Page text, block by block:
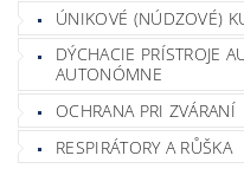
ÚNIKOVÉ (NÚDZOVÉ)
DÝCHACIE PRÍSTROJE
AUTONÓMNE
OCHRANA PRI ZVÁRANÍ
RESPIRÁTORY A RŮŠKA